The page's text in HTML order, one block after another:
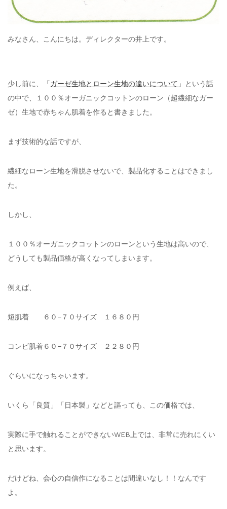
みなさん、こんにちは。ディレクターの井上です。
少し前に、「 ガーゼ生地とローン生地の違いについて 」という話
の中で、１００％オーガニックコットンのローン（超繊細なガー
ゼ）生地で赤ちゃん肌着を作ると書きました。
まず技術的な話ですが、
繊細なローン生地を滑脱させないで、製品化することはできまし
た。
しかし、
１００％オーガニックコットンのローンという生地は高いので、
どうしても製品価格が高くなってしまいます。
例えば、
短肌着 ６０−７０サイズ １６８０円
コンビ肌着６０−７０サイズ ２２８０円
ぐらいになっちゃいます。
いくら「良質」「日本製」などと謳っても、この価格では、
実際に手で触れることができないWEB上では、非常に売れにくい
と思います。
だけどね、会心の自信作になることは間違いなし！！なんです
よ。